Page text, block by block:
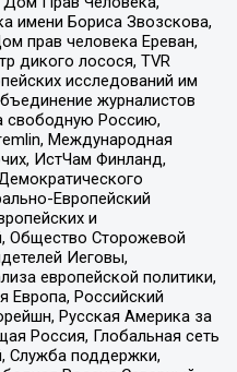
имени Бориса Звозскова,
прав человека Ереван,
дикого лосося, TVR
исследований им
журналистов
свободную Россию,
Международная
ИстЧам Финланд,
Европейский
и
Общество Сторожевой
Иеговы,
европейской политики,
Европа, Российский
Русская Америка за
Россия, Глобальная сеть
Служба поддержки,